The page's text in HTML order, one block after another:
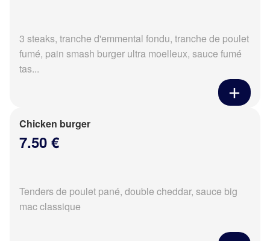
3 steaks, tranche d'emmental fondu, tranche de poulet
fumé, pain smash burger ultra moelleux, sauce fumé
tas...
Chicken burger
7.50 €
Tenders de poulet pané, double cheddar, sauce big
mac classique